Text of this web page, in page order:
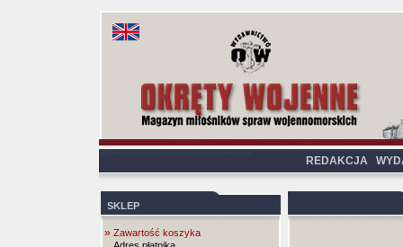
REDAKCJA
SKLEP
» Zawartość koszyka